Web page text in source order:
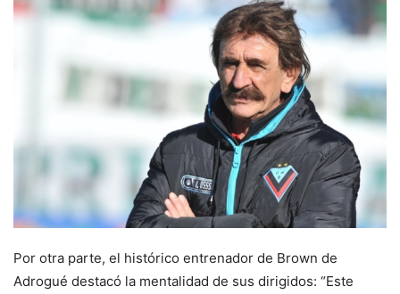
Por otra parte, el histórico entrenador de Brown de
Adrogué destacó la mentalidad de sus dirigidos: “Este